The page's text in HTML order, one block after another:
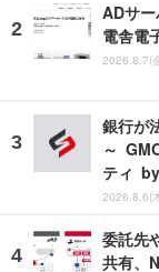
ADサ
電舎電
2026.8.7(
銀行が
～
ティ
2026.8.6(
委託先
共有、